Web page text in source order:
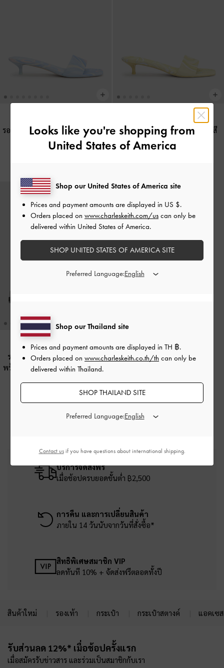
รองเท้าส้นสูงเปิดส้นพิมพ์ลาย-สีฟ้า
อ่อน
รองเท้าส้นสูงเปิดส้นพิมพ์ลาย
สี
เหลือง
รองเท้าแตะดีไซน์สายคาดแบบคู่
พร้อมหัวเข็มขัดประดับเพชร-สีแบ
บริการจัดส่งฟรี
เมื่อช้อปครบยอดขั้นต่ำ ฿2,500
การคืน และการเปลี่ยนสินค้า
ภายใน 14 วันนับจากวันที่สั่งซื้อ*
สิทธิพิเศษสมาชิก VIP
ลดทันที 10% + จัดส่งฟรีตลอดทั้งปี
สินค้าใหม่ รองเท้า กระเป๋า กระเป๋าสตางค์ แอคเซ
รับส่วนลด 12%* เมื่อช้อปครั้งแรก
เมื่อสมัครรับข่าวสาร และร่วมเป็นสมาชิกกับเรา
Looks like you're shopping from
United States of America
Shop our Thailand site
Prices and payment amounts are displayed in TH ฿.
Orders placed on www.charleskeith.co.th/th can only be
delivered within Thailand.
SHOP THAILAND SITE
Preferred Language:
Shop our United States of America site
Prices and payment amounts are displayed in US $.
Orders placed on www.charleskeith.com/us can only be
delivered within United States of America.
SHOP UNITED STATES OF AMERICA SITE
Preferred Language:
Contact usif you have questions about international shipping.